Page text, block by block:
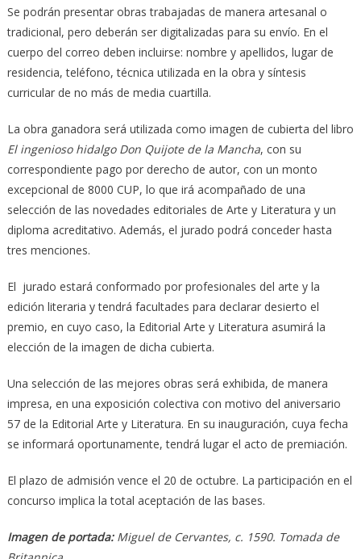
Se podrán presentar obras trabajadas de manera artesanal o
tradicional, pero deberán ser digitalizadas para su envío. En el
cuerpo del correo deben incluirse: nombre y apellidos, lugar de
residencia, teléfono, técnica utilizada en la obra y síntesis
curricular de no más de media cuartilla.
La obra ganadora será utilizada como imagen de cubierta del libro
El ingenioso hidalgo Don Quijote de la Mancha, con su
correspondiente pago por derecho de autor, con un monto
excepcional de 8000 CUP, lo que irá acompañado de una
selección de las novedades editoriales de Arte y Literatura y un
diploma acreditativo. Además, el jurado podrá conceder hasta
tres menciones.
El jurado estará conformado por profesionales del arte y la
edición literaria y tendrá facultades para declarar desierto el
premio, en cuyo caso, la Editorial Arte y Literatura asumirá la
elección de la imagen de dicha cubierta.
Una selección de las mejores obras será exhibida, de manera
impresa, en una exposición colectiva con motivo del aniversario
57 de la Editorial Arte y Literatura. En su inauguración, cuya fecha
se informará oportunamente, tendrá lugar el acto de premiación.
El plazo de admisión vence el 20 de octubre. La participación en el
concurso implica la total aceptación de las bases.
Imagen de portada:Miguel de Cervantes, c. 1590. Tomada de